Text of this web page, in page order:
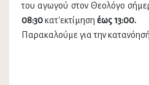
του αγωγού στον Θεολόγο
08:30κατ'εκτίμηση έως 13:00.
Παρακαλούμε για την